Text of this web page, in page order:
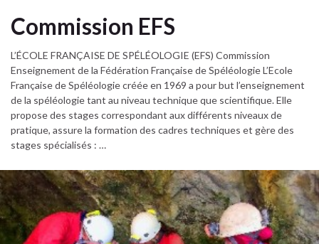
Commission EFS
L’ÉCOLE FRANÇAISE DE SPÉLÉOLOGIE (EFS) Commission
Enseignement de la Fédération Française de Spéléologie L’Ecole
Française de Spéléologie créée en 1969 a pour but l’enseignement
de la spéléologie tant au niveau technique que scientifique. Elle
propose des stages correspondant aux différents niveaux de
pratique, assure la formation des cadres techniques et gère des
stages spécialisés : …